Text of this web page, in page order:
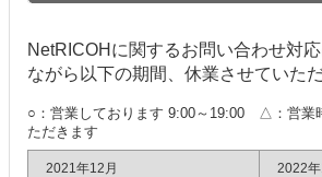
NetRICOHに関するお問い合わせ対
ながら以下の期間、休業させていただ
○：営業しております 9:00～19:00 △：営
ただきます
2021年12月 2022年